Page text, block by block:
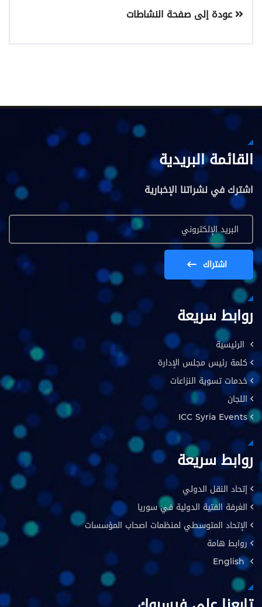
عودة إلى صفحة النشاطات
القائمة البريدية
اشترك في نشراتنا الإخبارية
اشتراك
روابط سريعة
الرئيسية
كلمة رئيس مجلس الإدارة
خدمات تسوية النزاعات
اللجان
ICC Syria Events
روابط سريعة
إتحاد النقل الدولي
الغرفة الفتية الدولية في سوريا
الإتحاد المتوسطي لمنظمات اصحاب المؤسسات
روابط هامة
English